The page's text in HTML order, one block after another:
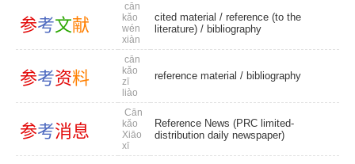
参考文献
cān
kǎo
wén
xiàn
cited material / reference (to the
literature) / bibliography
参考资料
cān
kǎo
zī
liào
reference material / bibliography
参考消息
Cān
kǎo
Xiāo
xī
Reference News (PRC limited-
distribution daily newspaper)